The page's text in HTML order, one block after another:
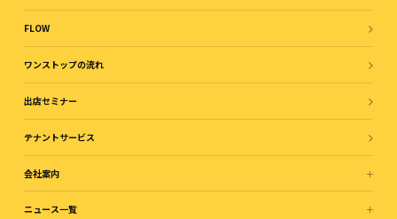
FLOW
ワンストップの流れ
出店セミナー
テナントサービス
会社案内
ニュース一覧